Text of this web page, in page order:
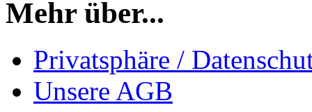
Mehr über...
Privatsphäre /
Unsere AGB